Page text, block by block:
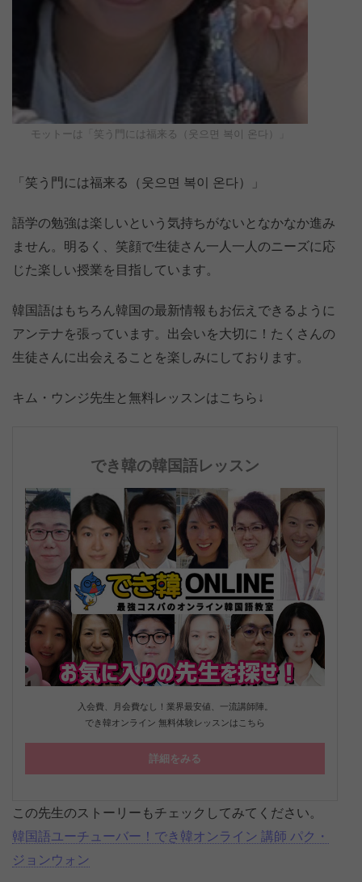
モットーは「笑う門には福来る（웃으면 복이 온다）」
「笑う門には福来る（웃으면 복이 온다）」
語学の勉強は楽しいという気持ちがないとなかなか進み
ません。明るく、笑顔で生徒さん一人一人のニーズに応
じた楽しい授業を目指しています。
韓国語はもちろん韓国の最新情報もお伝えできるように
アンテナを張っています。出会いを大切に！たくさんの
生徒さんに出会えることを楽しみにしております。
キム・ウンジ先生と無料レッスンはこちら↓
でき韓の韓国語レッスン
入会費、月会費なし！業界最安値、一流講師陣。
でき韓オンライン 無料体験レッスンはこちら
詳細をみる
この先生のストーリーもチェックしてみてください。
韓国語ユーチューバー！でき韓オンライン 講師 パク・
ジョンウォン